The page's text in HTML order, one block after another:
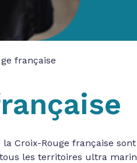
française
Croix-Rouge française
les territoires ultra